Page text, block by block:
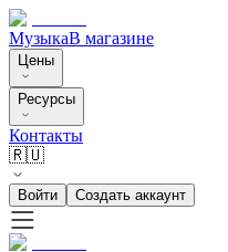
МузыкаВ магазине
Цены
Ресурсы
Контакты
🇷🇺
Войти Создать аккаунт